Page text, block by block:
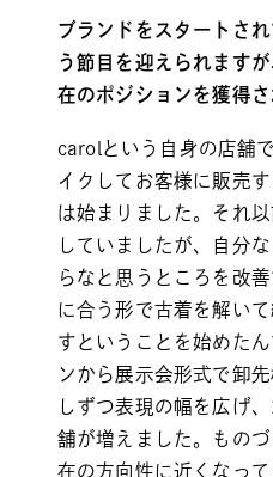
ブランドをスタートさ
う節目を迎えられます
在のポジションを獲得
carolという自身の店舗
イクしてお客様に販売
は始まりました。それ
していましたが、自分
らなと思うところを改
に合う形で古着を解い
すということを始めた
ンから展示会形式で卸
しずつ表現の幅を広げ
舗が増えました。もの
在の方向性に近くなっ